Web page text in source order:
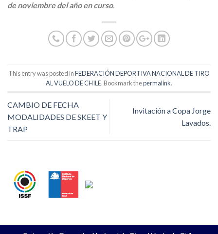
de noviembre del año en curso.
This entry was posted inFEDERACIÓN DEPORTIVA NACIONAL DE TIRO
AL VUELO DE CHILE. Bookmark thepermalink.
CAMBIO DE FECHA
MODALIDADES DE SKEET Y
TRAP
Invitación a Copa Jorge
Lavados.